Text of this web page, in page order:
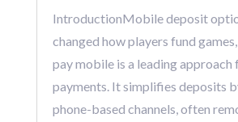
IntroductionMobile deposit
changed how players fund
pay mobile is a leading
payments. It simplifies deposits
phone-based channels, often